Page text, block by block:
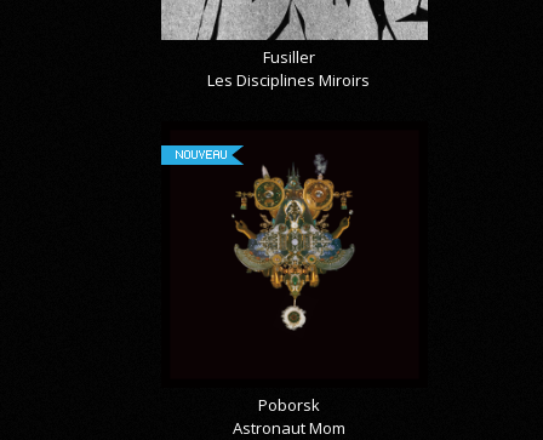
Fusiller
Les Disciplines Miroirs
NOUVEAU
Poborsk
Astronaut Mom